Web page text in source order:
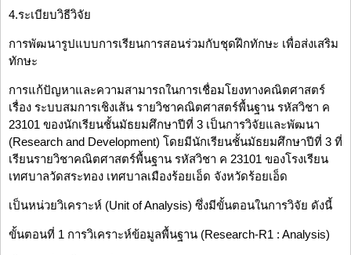
4.ระเบียบวิธีวิจัย
การพัฒนารูปแบบการเรียนการสอนร่วมกับชุดฝึกทักษะ เพื่อส่งเสริม
ทักษะ
การแก้ปัญหาและความสามารถในการเชื่อมโยงทางคณิตศาสตร์
เรื่อง ระบบสมการเชิงเส้น รายวิชาคณิตศาสตร์พื้นฐาน รหัสวิชา ค
23101 ของนักเรียนชั้นมัธยมศึกษาปีที่ 3 เป็นการวิจัยและพัฒนา
(Research and Development) โดยมีนักเรียนชั้นมัธยมศึกษาปีที่ 3 ที่
เรียนรายวิชาคณิตศาสตร์พื้นฐาน รหัสวิชา ค 23101 ของโรงเรียน
เทศบาลวัดสระทอง เทศบาลเมืองร้อยเอ็ด จังหวัดร้อยเอ็ด
เป็นหน่วยวิเคราะห์ (Unit of Analysis) ซึ่งมีขั้นตอนในการวิจัย ดังนี้
ขั้นตอนที่ 1 การวิเคราะห์ข้อมูลพื้นฐาน (Research-R1 : Analysis)